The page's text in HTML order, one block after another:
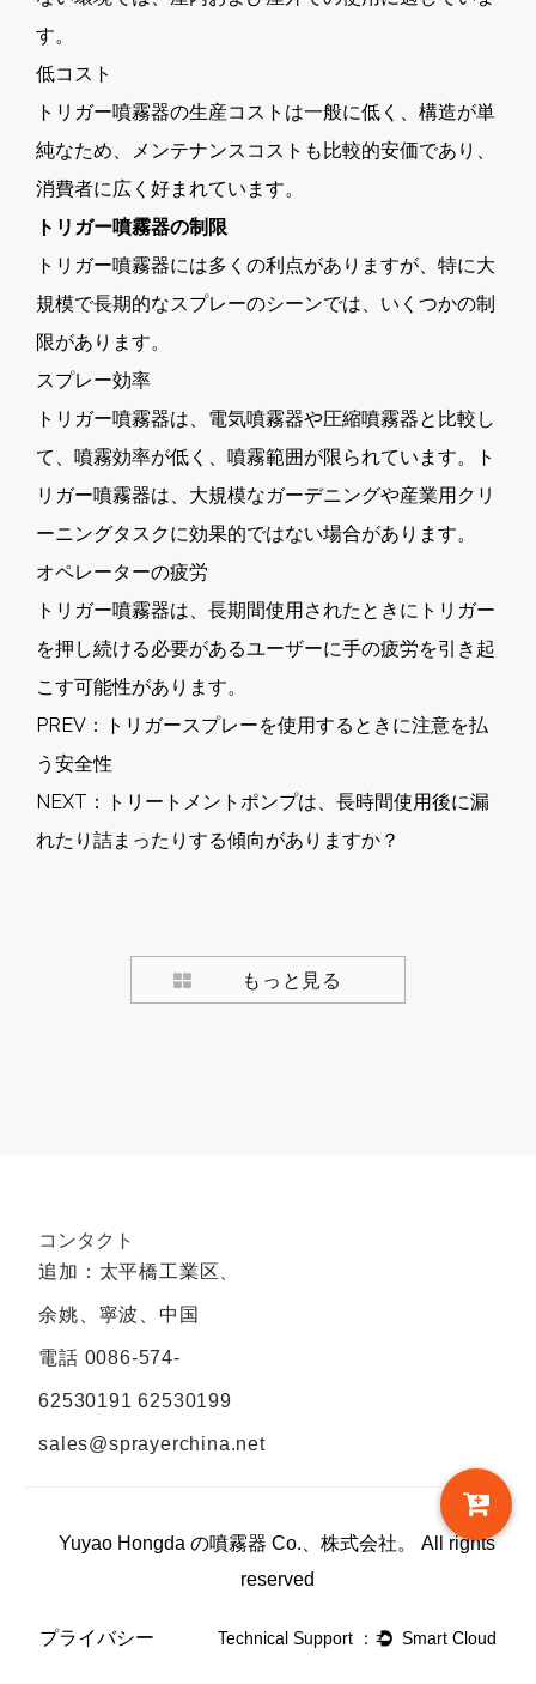
す。
低コスト
トリガー噴霧器の生産コストは一般に低く、構造が単
純なため、メンテナンスコストも比較的安価であり、
消費者に広く好まれています。
トリガー噴霧器の制限
トリガー噴霧器には多くの利点がありますが、特に大
規模で長期的なスプレーのシーンでは、いくつかの制
限があります。
スプレー効率
トリガー噴霧器は、電気噴霧器や圧縮噴霧器と比較し
て、噴霧効率が低く、噴霧範囲が限られています。ト
リガー噴霧器は、大規模なガーデニングや産業用クリ
ーニングタスクに効果的ではない場合があります。
オペレーターの疲労
トリガー噴霧器は、長期間使用されたときにトリガー
を押し続ける必要があるユーザーに手の疲労を引き起
こす可能性があります。
PREV：
トリガースプレーを使用するときに注意を払
う安全性
NEXT：
トリートメントポンプは、長時間使用後に漏
れたり詰まったりする傾向がありますか？
もっと見る
コンタクト
追加：太平橋工業区、
余姚、寧波、中国
電話 0086-574-
62530191 62530199
sales@sprayerchina.net
Yuyao Hongda の噴霧器 Co.、株式会社。 All rights
reserved
プライバシー